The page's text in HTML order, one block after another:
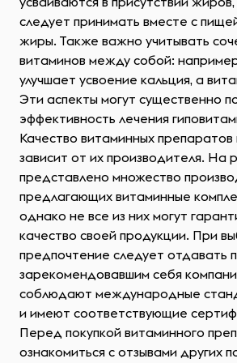
следует принимать вместе с
жиры. Также важно учитывать
витаминов между собой:
улучшает усвоение кальция, а
Эти аспекты могут существенно
эффективность лечения
Качество витаминных
зависит от их производителя. На
представлено множество
предлагающих витаминные
однако не все из них могут
качество своей продукции. При
предпочтение следует отдавать
зарекомендовавшим себя
соблюдают международные
и имеют соответствующие
Перед покупкой витаминного
ознакомиться с отзывами других